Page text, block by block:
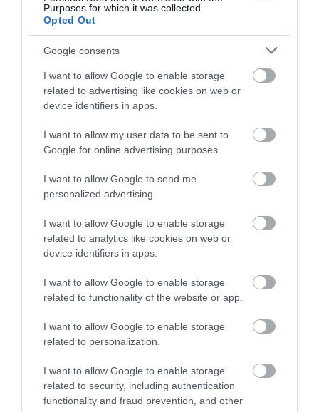
Purposes for which it was collected.
Opted Out
Google consents
I want to allow Google to enable storage
related to advertising like cookies on web or
device identifiers in apps.
I want to allow my user data to be sent to
Google for online advertising purposes.
I want to allow Google to send me
personalized advertising.
I want to allow Google to enable storage
related to analytics like cookies on web or
device identifiers in apps.
I want to allow Google to enable storage
related to functionality of the website or app.
I want to allow Google to enable storage
related to personalization.
I want to allow Google to enable storage
related to security, including authentication
functionality and fraud prevention, and other
2024. Η μείωση ήταν εντονότερη προς τις
Τρίτες Χώρες, όπου οι εξαγωγές
υποχώρησαν κατά 8,0%, φτάνοντας τα
€17.315,3 εκατ. έναντι €18.823,7 εκατ. πέρυσι.
Ως αποτέλεσμα, το μερίδιο τηςΕυρωπαϊκής
Ένωσης επί του συνόλου των εξαγωγών
ενισχύθηκε στο 57,1% από 55,0%
την
αντίστοιχη περίοδο του 2024, ενώ το
μερίδιο των Τρίτων Χωρών μειώθηκε στο
42,9% από 45,0%. Αν εξαιρεθούν τα
πετρελαιοειδή, οι εξαγωγές προς την Ε.Ε.
αυξήθηκαν κατά 3,5%, φτάνοντας τα
€20.253,3 εκατ. έναντι €19.575,3 εκατ. το
2024. Θετική μεταβολή σημειώθηκε και προς
τις Τρίτες Χώρες, με τις εξαγωγές χωρίς
πετρελαιοειδή να διαμορφώνονται σε